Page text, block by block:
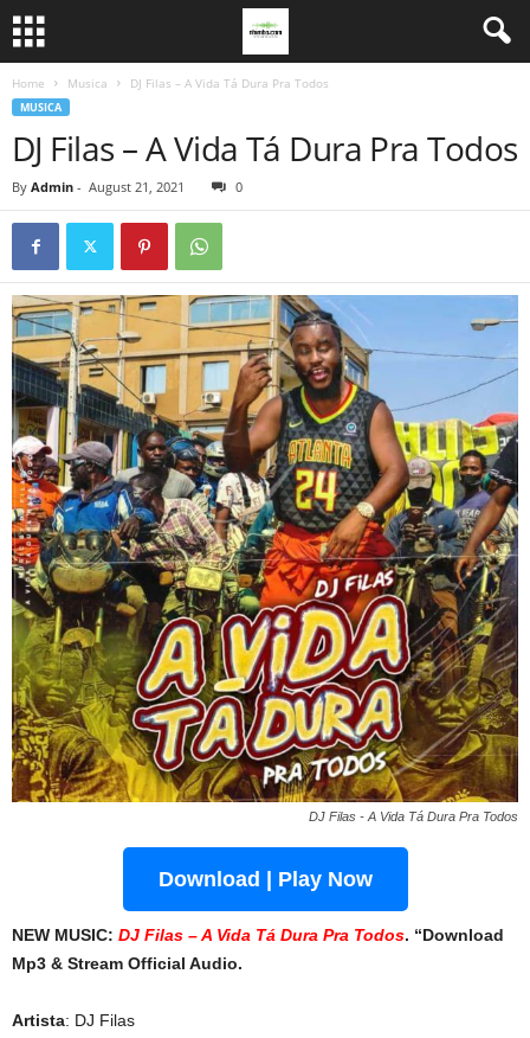
Home Musica DJ Filas – A Vida Tá Dura Pra Todos
MUSICA
DJ Filas – A Vida Tá Dura Pra Todos
By Admin - August 21, 2021 0
DJ Filas - A Vida Tá Dura Pra Todos
Download | Play Now
NEW MUSIC: DJ Filas – A Vida Tá Dura Pra Todos. “Download
Mp3 & Stream Official Audio.
Artista: DJ Filas